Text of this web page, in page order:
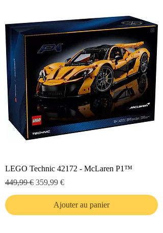
LEGO Technic 42172 - McLaren P1™
Prix original
449,99 € Prix promotionnel
359,99 €
Ajouter au panier